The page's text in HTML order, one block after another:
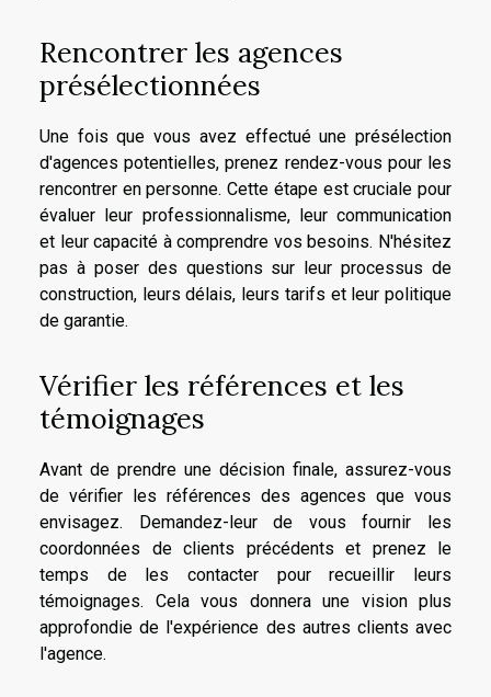
Rencontrer les agences
présélectionnées
Une fois que vous avez effectué une présélection
d'agences potentielles, prenez rendez-vous pour les
rencontrer en personne. Cette étape est cruciale pour
évaluer leur professionnalisme, leur communication
et leur capacité à comprendre vos besoins. N'hésitez
pas à poser des questions sur leur processus de
construction, leurs délais, leurs tarifs et leur politique
de garantie.
Vérifier les références et les
témoignages
Avant de prendre une décision finale, assurez-vous
de vérifier les références des agences que vous
envisagez. Demandez-leur de vous fournir les
coordonnées de clients précédents et prenez le
temps de les contacter pour recueillir leurs
témoignages. Cela vous donnera une vision plus
approfondie de l'expérience des autres clients avec
l'agence.